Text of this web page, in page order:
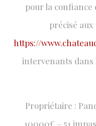
pour la confiance
précisé
https://
intervenants dans
Propriétaire :
10000€ – 51